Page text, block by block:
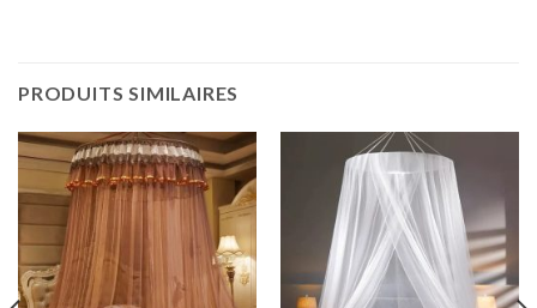
PRODUITS SIMILAIRES